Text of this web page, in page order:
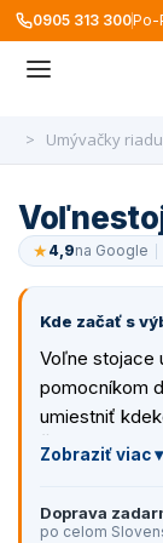
0905 313 300Po-
> Umývačky riadu
★4,9na Google
Kde začať s
Voľne stojace
pomocníkom
umiestniť
Šetria čas,
šírky a to na
umývačky.
Doprava
po celom